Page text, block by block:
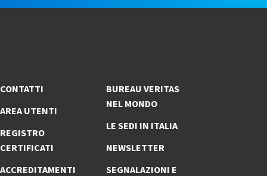
CONTATTI
AREA UTENTI
REGISTRO
CERTIFICATI
ACCREDITAMENTI
BUREAU VERITAS
NEL MONDO
LE SEDI IN ITALIA
NEWSLETTER
SEGNALAZIONI E